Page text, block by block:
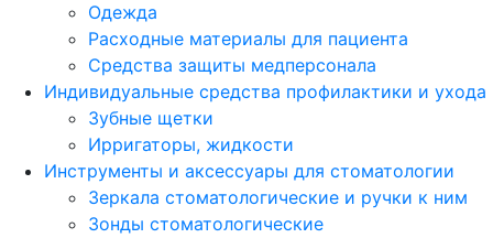
Одежда
Расходные материалы для пациента
Средства защиты медперсонала
Индивидуальные средства профилактики и ухода
Зубные щетки
Ирригаторы, жидкости
Инструменты и аксессуары для стоматологии
Зеркала стоматологические и ручки к ним
Зонды стоматологические